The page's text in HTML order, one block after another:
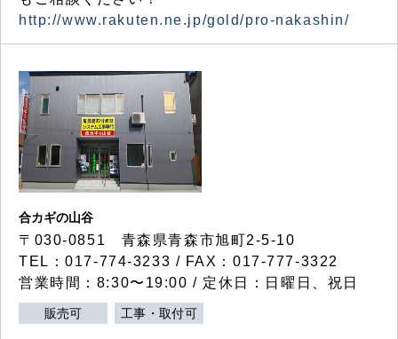
http://www.rakuten.ne.jp/gold/pro-nakashin/
合カギの山谷
〒030-0851 青森県青森市旭町2-5-10
TEL：017-774-3233 / FAX：017-777-3322
営業時間：8:30〜19:00 / 定休日：日曜日、祝日
販売可 工事・取付可